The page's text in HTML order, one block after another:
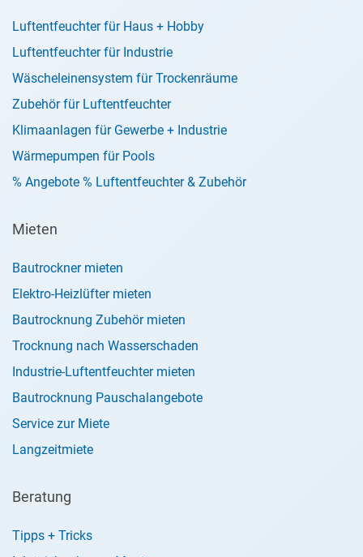
Luftentfeuchter für Haus + Hobby
Luftentfeuchter für Industrie
Wäscheleinensystem für Trockenräume
Zubehör für Luftentfeuchter
Klimaanlagen für Gewerbe + Industrie
Wärmepumpen für Pools
% Angebote % Luftentfeuchter & Zubehör
Mieten
Bautrockner mieten
Elektro-Heizlüfter mieten
Bautrocknung Zubehör mieten
Trocknung nach Wasserschaden
Industrie-Luftentfeuchter mieten
Bautrocknung Pauschalangebote
Service zur Miete
Langzeitmiete
Beratung
Tipps + Tricks